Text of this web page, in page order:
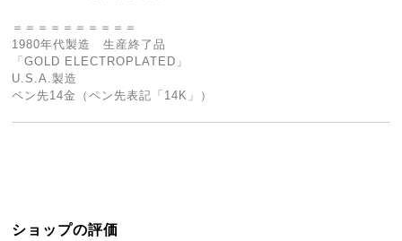
＝＝＝＝＝＝＝＝＝＝
1980年代製造 生産終了品
「GOLD ELECTROPLATED」
U.S.A.製造
ペン先14金（ペン先表記「14K」）
ショップの評価